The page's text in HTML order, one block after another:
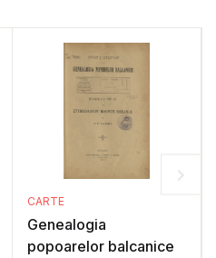
CARTE
Genealogia
popoarelor balcanice